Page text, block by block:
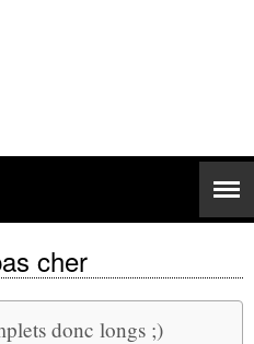
cher
donc longs ;)